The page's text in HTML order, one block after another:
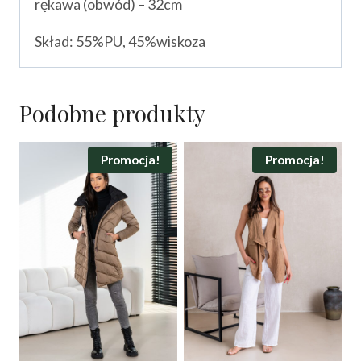
rękawa (obwód) – 32cm
Skład: 55%PU, 45%wiskoza
Podobne produkty
Promocja! Promocja!